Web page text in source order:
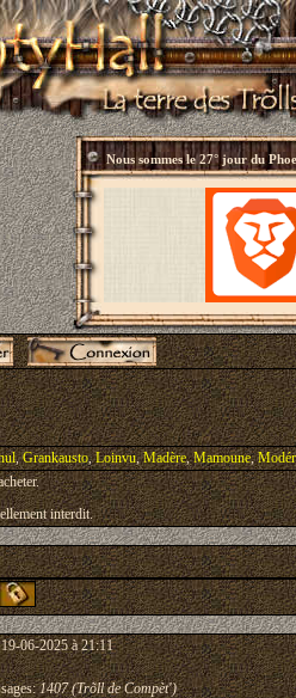
Nous sommes le27° jour du
,Grankausto,Loinvu,Madère,Mamoune,
interdit.
06-2025 à 21:11
1407 (Trõll de Compèt')